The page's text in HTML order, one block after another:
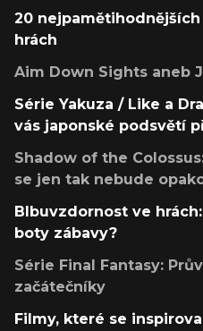
20
hrách
Aim Down Sights aneb
Série Yakuza / Like a
vás japonské podsvětí
Shadow of the
se jen tak nebude
Blbuvzdornost ve
boty zábavy?
Série Final Fantasy:
začátečníky
Filmy, které se